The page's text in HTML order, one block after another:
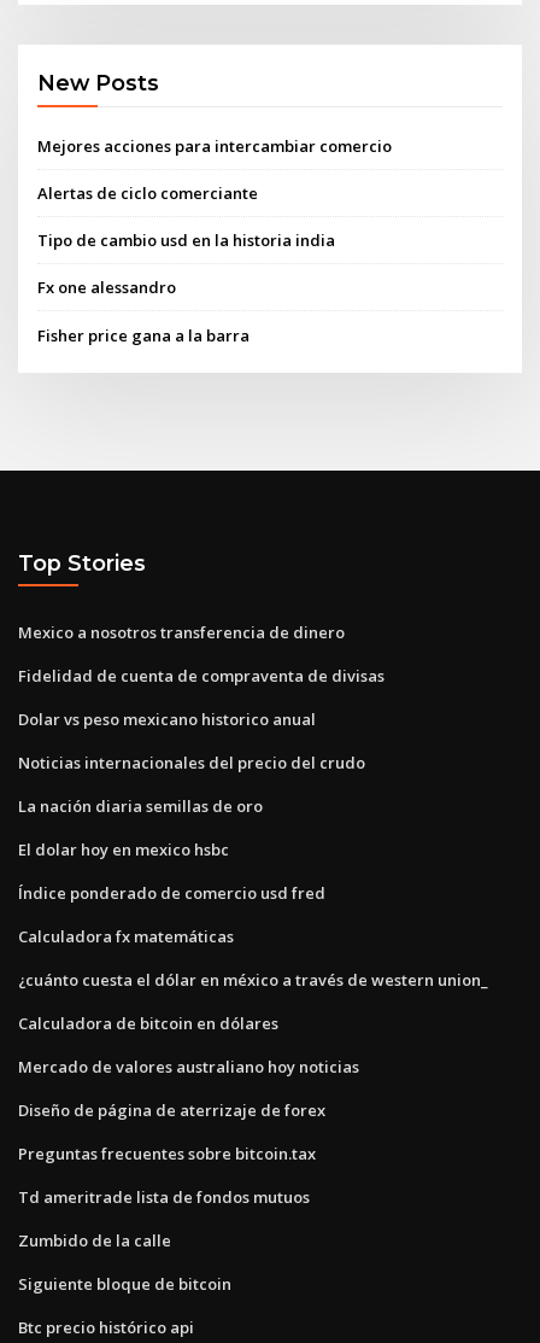
New Posts
Mejores acciones para intercambiar comercio
Alertas de ciclo comerciante
Tipo de cambio usd en la historia india
Fx one alessandro
Fisher price gana a la barra
Top Stories
Mexico a nosotros transferencia de dinero
Fidelidad de cuenta de compraventa de divisas
Dolar vs peso mexicano historico anual
Noticias internacionales del precio del crudo
La nación diaria semillas de oro
El dolar hoy en mexico hsbc
Índice ponderado de comercio usd fred
Calculadora fx matemáticas
¿cuánto cuesta el dólar en méxico a través de western union_
Calculadora de bitcoin en dólares
Mercado de valores australiano hoy noticias
Diseño de página de aterrizaje de forex
Preguntas frecuentes sobre bitcoin.tax
Td ameritrade lista de fondos mutuos
Zumbido de la calle
Siguiente bloque de bitcoin
Btc precio histórico api